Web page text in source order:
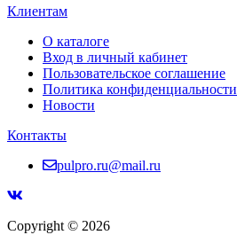
Клиентам
О каталоге
Вход в личный кабинет
Пользовательское соглашение
Политика конфиденциальности
Новости
Контакты
pulpro.ru@mail.ru
Copyright © 2026